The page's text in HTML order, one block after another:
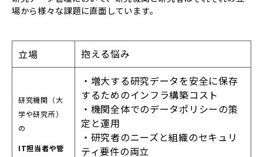
場から様々な課題に直面しています。
立場 抱える悩み
研究機関（大
学や研究所）
の
IT担当者や管
・増大する研究データを安全に保存
するためのインフラ構築コスト
・機関全体でのデータポリシーの策
定と運用
・研究者のニーズと組織のセキュリ
ティ要件の両立